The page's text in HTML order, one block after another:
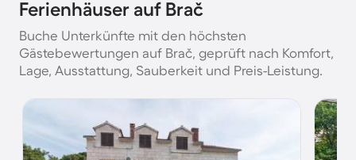
Ferienhäuser auf Brač
Buche Unterkünfte mit den höchsten
Gästebewertungen auf Brač, geprüft nach Komfort,
Lage, Ausstattung, Sauberkeit und Preis-Leistung.